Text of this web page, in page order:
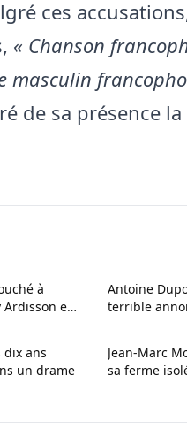
ces
« Chanson
masculin
de sa présence la
à
et
Antoine
terrible
dix ans
un drame
Jean-Marc
sa ferme